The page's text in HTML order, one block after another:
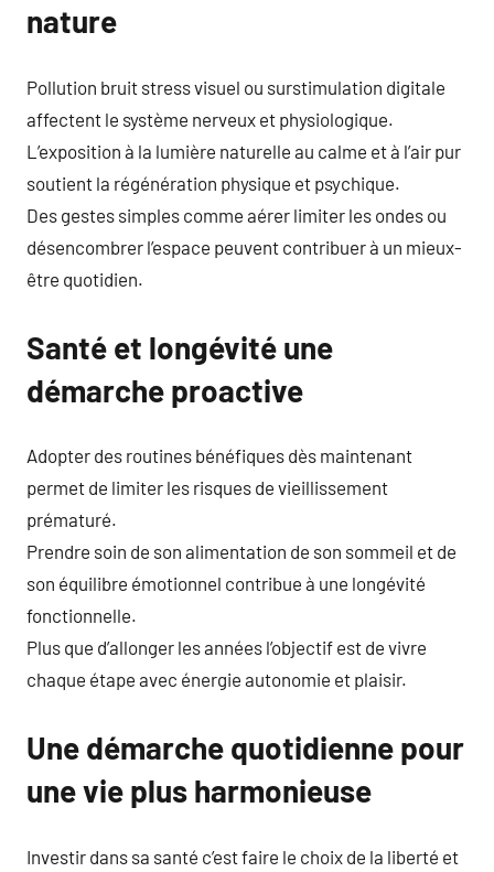
nature
Pollution bruit stress visuel ou surstimulation digitale
affectent le système nerveux et physiologique.
L’exposition à la lumière naturelle au calme et à l’air pur
soutient la régénération physique et psychique.
Des gestes simples comme aérer limiter les ondes ou
désencombrer l’espace peuvent contribuer à un mieux-
être quotidien.
Santé et longévité une
démarche proactive
Adopter des routines bénéfiques dès maintenant
permet de limiter les risques de vieillissement
prématuré.
Prendre soin de son alimentation de son sommeil et de
son équilibre émotionnel contribue à une longévité
fonctionnelle.
Plus que d’allonger les années l’objectif est de vivre
chaque étape avec énergie autonomie et plaisir.
Une démarche quotidienne pour
une vie plus harmonieuse
Investir dans sa santé c’est faire le choix de la liberté et